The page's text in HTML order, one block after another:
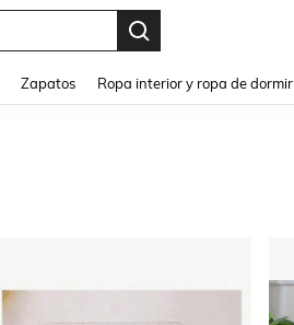
Zapatos Ropa interior y ropa de dormir